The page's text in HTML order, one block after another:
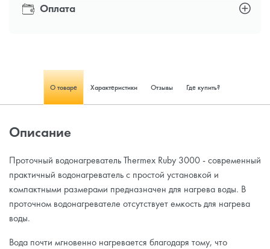
Оплата
О товаре Характеристики Отзывы Где купить?
Описание
Проточный водонагреватель Thermex Ruby 3000 - современный
практичный водонагреватель с простой установкой и
компактными размерами предназначен для нагрева воды. В
проточном водонагревателе отсутствует емкость для нагрева
воды.
Вода почти мгновенно нагревается благодаря тому, что